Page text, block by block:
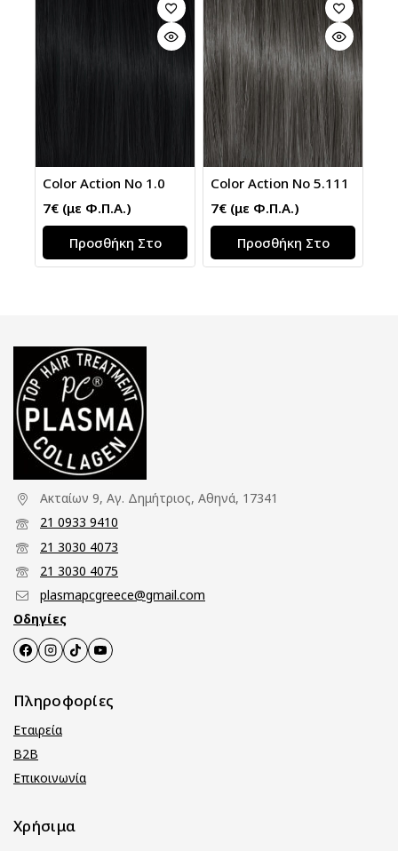
Color Action No 1.0
7€ (με Φ.Π.Α.)
Προσθήκη Στο
Καλάθι
Color Action No 5.111
7€ (με Φ.Π.Α.)
Προσθήκη Στο
Καλάθι
Ακταίων 9, Αγ. Δημήτριος, Αθηνά, 17341
21 0933 9410
21 3030 4073
21 3030 4075
plasmapcgreece@gmail.com
Οδηγίες
Πληροφορίες
Εταιρεία
B2B
Επικοινωνία
Χρήσιμα